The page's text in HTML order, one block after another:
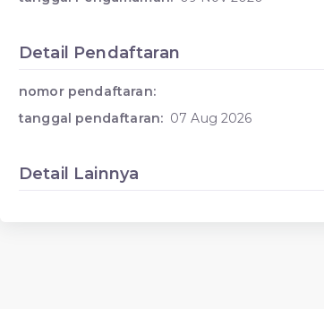
Detail Pendaftaran
nomor pendaftaran:
tanggal pendaftaran: 07 Aug 2026
Detail Lainnya